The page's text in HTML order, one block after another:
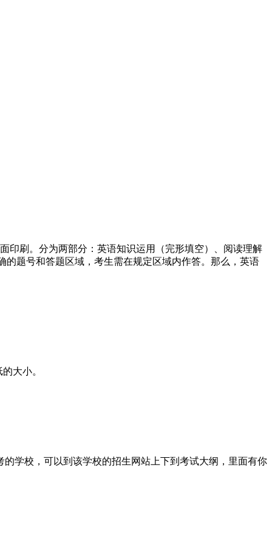
印刷。分为两部分：英语知识运用（完形填空）、阅读理解
题号和答题区域，考生需在规定区域内作答。那么，英语
大小。
学校，可以到该学校的招生网站上下到考试大纲，里面有你